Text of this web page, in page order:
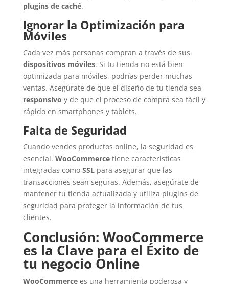
plugins de caché.
Ignorar la Optimización para
Móviles
Cada vez más personas compran a través de sus
dispositivos móviles. Si tu tienda no está bien
optimizada para móviles, podrías perder muchas
ventas. Asegúrate de que el diseño de tu tienda sea
responsivo y de que el proceso de compra sea fácil y
rápido en smartphones y tablets.
Falta de Seguridad
Cuando vendes productos online, la seguridad es
esencial. WooCommercetiene características
integradas como SSLpara asegurar que las
transacciones sean seguras. Además, asegúrate de
mantener tu tienda actualizada y utiliza plugins de
seguridad para proteger la información de tus
clientes.
Conclusión: WooCommerce
es la Clave para el Éxito de
tu negocio Online
WooCommercees una herramienta poderosa y